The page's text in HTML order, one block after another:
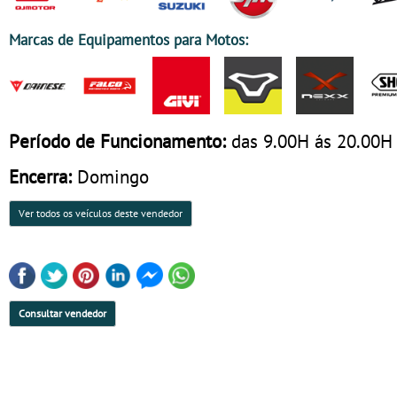
Marcas de Equipamentos para Motos:
Período de Funcionamento: das 9.00H ás 20.00H
Encerra: Domingo
Ver todos os veículos deste vendedor
Consultar vendedor